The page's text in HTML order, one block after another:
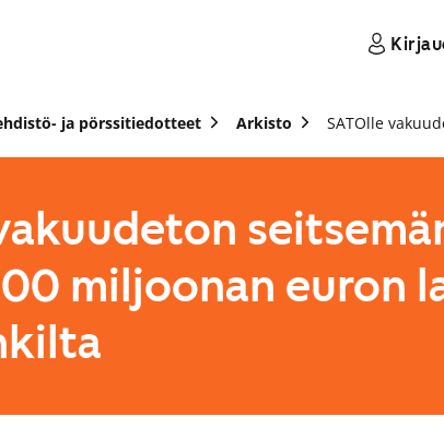
ja pörssitiedotteet Arkisto SATOlle
miljoonan euron